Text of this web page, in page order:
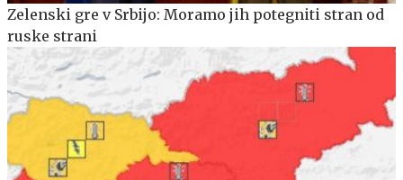
Zelenski gre v Srbijo: Moramo jih potegniti stran od
ruske strani